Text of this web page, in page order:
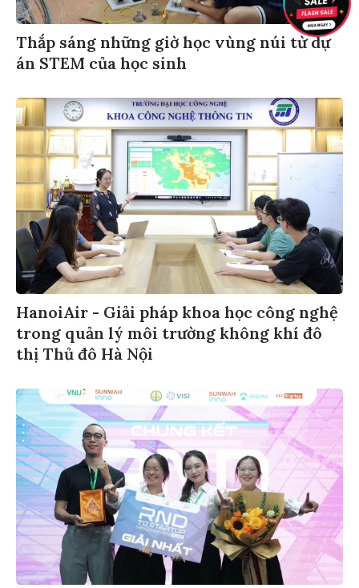
Thắp sáng những giờ học vùng núi từ dự
án STEM của học sinh
HanoiAir - Giải pháp khoa học công nghệ
trong quản lý môi trường không khí đô
thị Thủ đô Hà Nội